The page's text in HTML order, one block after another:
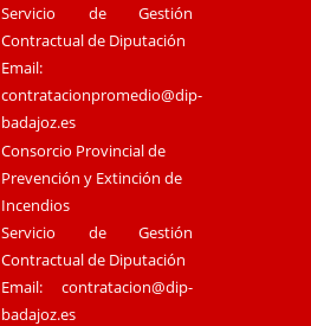
Servicio de Gestión
Contractual de Diputación
Email:
contratacionpromedio@dip-
badajoz.es
Consorcio Provincial de
Prevención y Extinción de
Incendios
Servicio de Gestión
Contractual de Diputación
Email:contratacion@dip-
badajoz.es